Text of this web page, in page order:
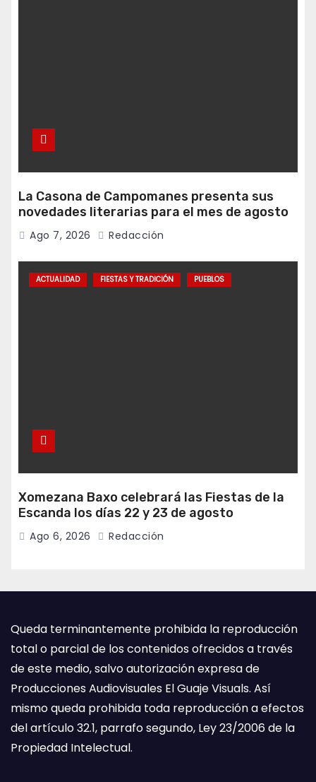
La Casona de Campomanes presenta sus
novedades literarias para el mes de agosto
Ago 7, 2026 Redacción
ACTUALIDAD FIESTAS Y TRADICIÓN PUEBLOS
Xomezana Baxo celebrará las Fiestas de la
Escanda los días 22 y 23 de agosto
Ago 6, 2026 Redacción
Queda terminantemente prohibida la reproducción
total o parcial de los contenidos ofrecidos a través
de este medio, salvo autorización expresa de
Producciones Audiovisuales El Guaje Visuals. Así
mismo queda prohibida toda reproducción a efectos
del artículo 32.1, parrafo segundo, Ley 23/2006 de la
Propiedad Intelectual.